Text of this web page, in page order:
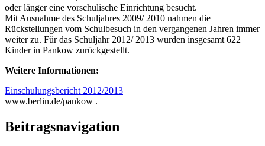
oder länger eine vorschulische Einrichtung besucht.
Mit Ausnahme des Schuljahres 2009/ 2010 nahmen die
Rückstellungen vom Schulbesuch in den vergangenen Jahren immer
weiter zu. Für das Schuljahr 2012/ 2013 wurden insgesamt 622
Kinder in Pankow zurückgestellt.
Weitere Informationen:
Einschulungsbericht 2012/2013
www.berlin.de/pankow .
Beitragsnavigation